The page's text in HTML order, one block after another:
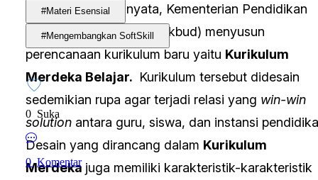
Sebagai langkah nyata, Kementerian Pendidikan
dan Kebudayaan (Kemdikbud) menyusun
perencanaan kurikulum baru yaitu Kurikulum
Merdeka Belajar. Kurikulum tersebut didesain
sedemikian rupa agar terjadi relasi yang win-win
solution antara guru, siswa, dan instansi
Desain yang dirancang dalam Kurikulum
Merdeka juga memiliki karakteristik-karakteristik
#Materi Esensial
#Mengembangkan SoftSkill
0 Suka
0 Komentar